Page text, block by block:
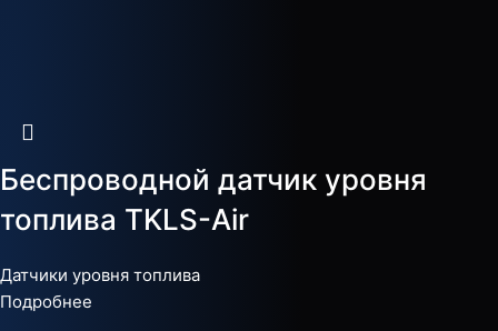
Беспроводной датчик уровня
топлива TKLS-Air
Датчики уровня топлива
Подробнее